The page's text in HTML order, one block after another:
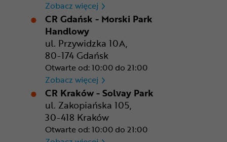
Zobacz więcej CR Bydgoszcz - Comfy Park
CR Gdańsk - Morski Park
Handlowy
ul. Przywidzka 10A,
80-174 Gdańsk
Otwarte od: 10:00 do 21:00
Zobacz więcej CR Gdańsk - Morski Park
CR Kraków - Solvay Park
ul. Zakopiańska 105,
30-418 Kraków
Otwarte od: 10:00 do 21:00